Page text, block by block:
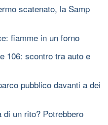
scatenato, la Samp
fiamme in un forno
106: scontro tra auto e
pubblico davanti a dei
un rito? Potrebbero